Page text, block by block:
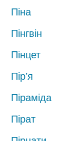
Піна
Пінгвін
Пінцет
Пір’я
Піраміда
Пірат